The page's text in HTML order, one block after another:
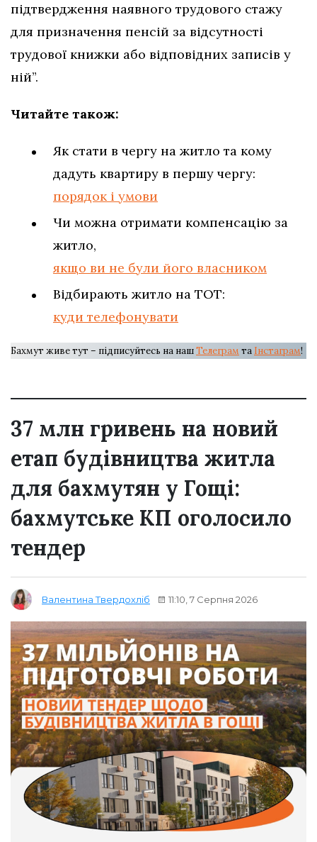
підтвердження наявного трудового стажу
для призначення пенсій за відсутності
трудової книжки або відповідних записів у
ній”.
Читайте також:
Як стати в чергу на житло та кому
дадуть квартиру в першу чергу:
порядок і умови
Чи можна отримати компенсацію за
житло,
якщо ви не були його власником
Відбирають житло на ТОТ:
куди телефонувати
Бахмут живе тут – підписуйтесь на нашТелеграм та Інстаграм!
37 млн гривень на новий
етап будівництва житла
для бахмутян у Гощі:
бахмутське КП оголосило
тендер
Валентина Твердохліб 11:10, 7 Серпня 2026